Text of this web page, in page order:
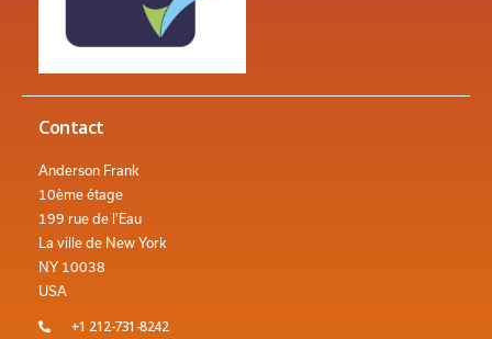
Contact
Anderson Frank
10ème étage
199 rue de l'Eau
La ville de New York
NY 10038
USA
+1 212-731-8242